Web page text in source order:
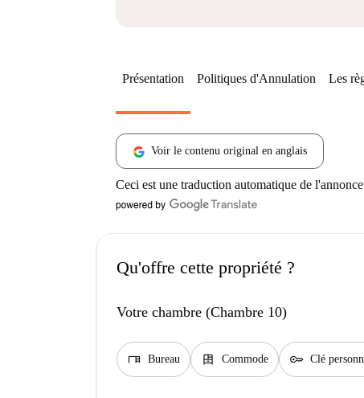
Présentation Politiques d'Annulation Les
Voir le contenu original en anglais
Ceci est une traduction automatique de l'annonce
Qu'offre cette propriété ?
Votre chambre (Chambre 10)
desk Bureau dresser Commode key Clé